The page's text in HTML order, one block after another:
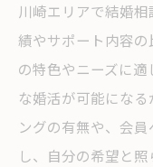
結婚相談
訳
結婚相談
川崎エリアで結婚
績やサポート内容
の特色やニーズに
な婚活が可能にな
ングの有無や、会
し、自分の希望と